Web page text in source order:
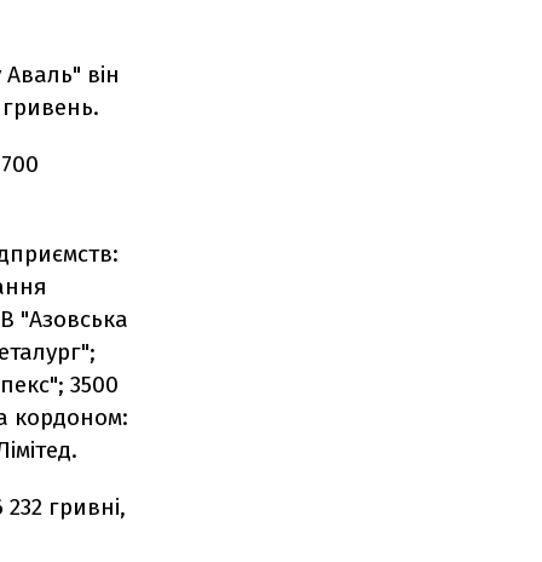
він
"Азовська
3500
кордоном:
гривні,